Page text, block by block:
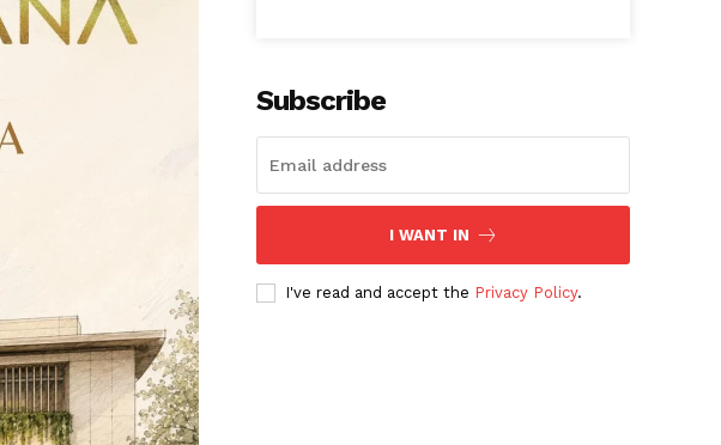
Subscribe
I WANT IN
I've read and accept the Privacy Policy.